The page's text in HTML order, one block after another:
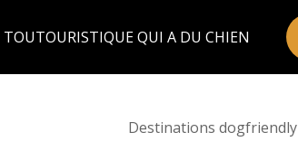
QUI A DU CHIEN
Destinations dogfriendly